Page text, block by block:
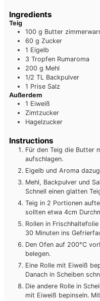
Ingredients
Teig
100 g Butter
60 g Zucker
1 Eigelb
3 Tropfen Rumaroma
200 g Mehl
1/2 TL Backpulver
1 Prise Salz
Außerdem
1 Eiweiß
Zimtzucker
Hagelzucker
Instructions
Für den Teig die Butter
aufschlagen.
Eigelb und Aroma
Mehl, Backpulver und
Schnell einen glatten
Teig in 2 Portionen
sollten etwa 4cm
Rollen in
30 Minuten ins
Den Ofen auf 200°C
belegen.
Eine Rolle mit Eiweiß
Danach in Scheiben
Die andere Rolle in
mit Eiweiß bepinseln.